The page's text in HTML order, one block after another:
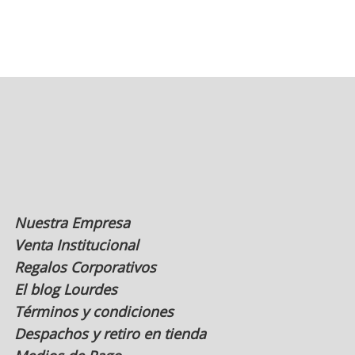
Nuestra Empresa
Venta Institucional
Regalos Corporativos
El blog Lourdes
Términos y condiciones
Despachos y retiro en tienda